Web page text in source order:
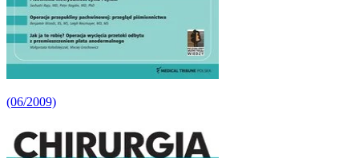
(06/2009)